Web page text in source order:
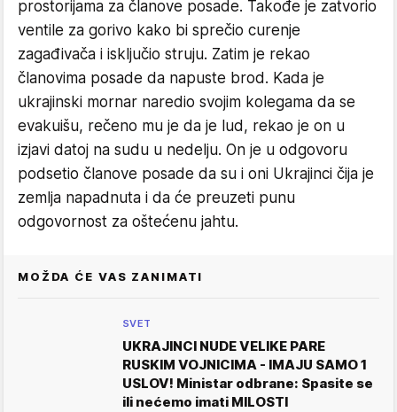
prostorijama za članove posade. Takođe je zatvorio
ventile za gorivo kako bi sprečio curenje
zagađivača i isključio struju. Zatim je rekao
članovima posade da napuste brod. Kada je
ukrajinski mornar naredio svojim kolegama da se
evakuišu, rečeno mu je da je lud, rekao je on u
izjavi datoj na sudu u nedelju. On je u odgovoru
podsetio članove posade da su i oni Ukrajinci čija je
zemlja napadnuta i da će preuzeti punu
odgovornost za oštećenu jahtu.
MOŽDA ĆE VAS ZANIMATI
SVET
UKRAJINCI NUDE VELIKE PARE
RUSKIM VOJNICIMA - IMAJU SAMO 1
USLOV! Ministar odbrane: Spasite se
ili nećemo imati MILOSTI